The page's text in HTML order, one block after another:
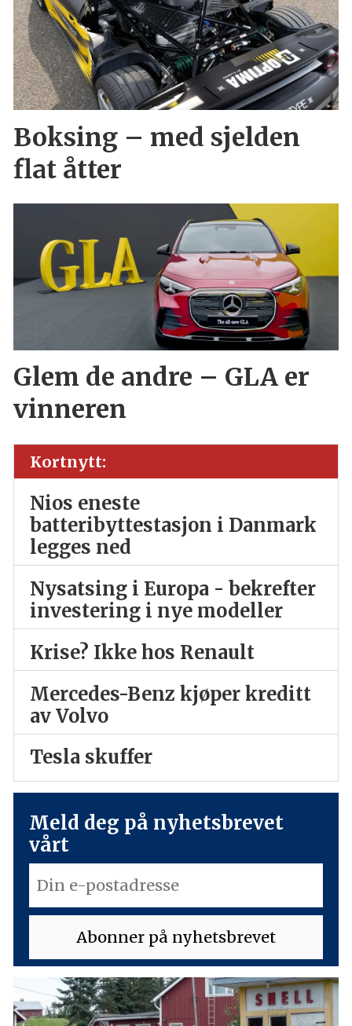
Boksing – med sjelden
flat åtter
Glem de andre – GLA er
vinneren
Kortnytt:
Nios eneste
batteribyttestasjon i Danmark
legges ned
Nysatsing i Europa - bekrefter
investering i nye modeller
Krise? Ikke hos Renault
Mercedes-Benz kjøper kreditt
av Volvo
Tesla skuffer
Meld deg på nyhetsbrevet
vårt